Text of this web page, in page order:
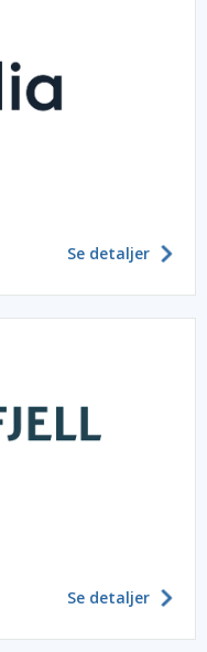
Se detaljer
Se detaljer